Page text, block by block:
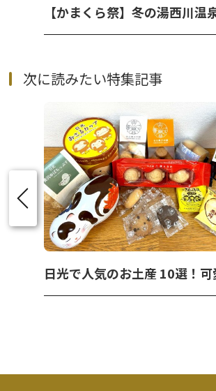
次に読みたい特集記事